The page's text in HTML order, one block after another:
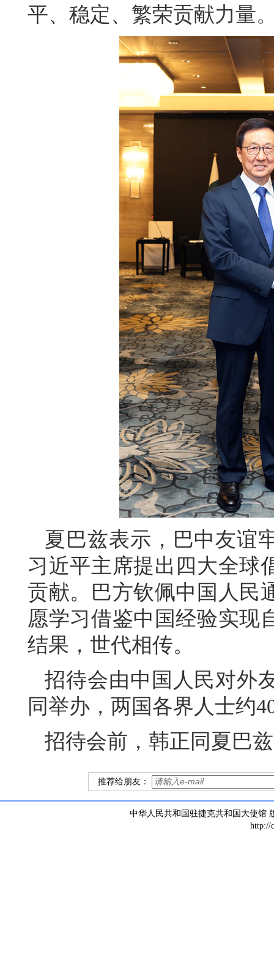
平、稳定、繁荣贡献力量
夏巴兹表示，巴中友谊
习近平主席提出四大全球
贡献。巴方钦佩中国人民
愿学习借鉴中国经验实现
结果，世代相传。
招待会由中国人民对外
同举办，两国各界人士约
招待会前，韩正同夏巴
推荐给朋友：
中华人民共和国驻捷克共和国大使馆
http://